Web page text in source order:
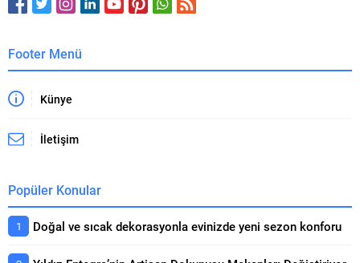
Footer Menü
Künye
İletişim
Popüler Konular
Doğal ve sıcak dekorasyonla evinizde yeni sezon konforu